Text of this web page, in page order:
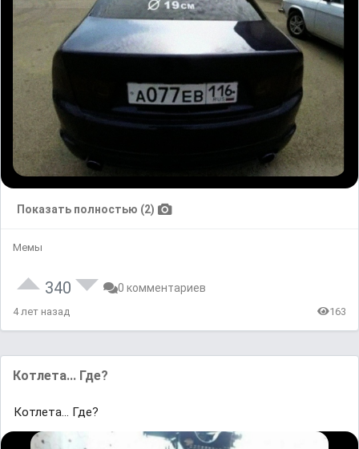
Показать полностью (2)
Мемы
340 0 комментариев
4 лет назад 163
Котлета... Где?
Котлета... Где?